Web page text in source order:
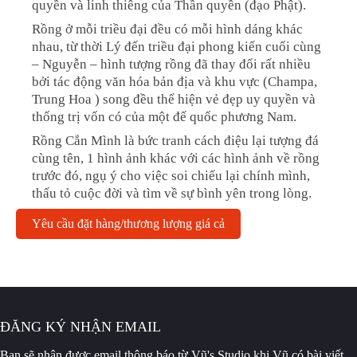
quyền và linh thiêng của Thần quyền (đạo Phật).
Rồng ở mỗi triều đại đều có mỗi hình dáng khác
nhau, từ thời Lý đến triều đại phong kiến cuối cùng
– Nguyễn – hình tượng rồng đã thay đổi rất nhiều
bởi tác động văn hóa bản địa và khu vực (Champa,
Trung Hoa ) song đều thể hiện vẻ đẹp uy quyền và
thống trị vốn có của một đế quốc phương Nam.
Rồng Cắn Mình là bức tranh cách điệu lại tượng đá
cùng tên, 1 hình ảnh khác với các hình ảnh về rồng
trước đó, ngụ ý cho việc soi chiếu lại chính mình,
thấu tỏ cuộc đời và tìm về sự bình yên trong lòng.
Yêu cầu đặt hàng/thương lượng giá cả
ĐĂNG KÝ NHẬN EMAIL